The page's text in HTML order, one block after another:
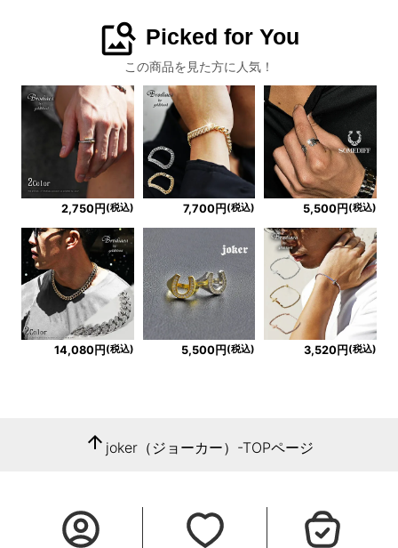
image_search Picked for You
この商品を見た方に人気！
2,750円(税込) 7,700円(税込) 5,500円(税込)
14,080円 (税込) 5,500円 (税込) 3,520円 (税込)
arrow_upward joker（ジョーカー）-TOPページ